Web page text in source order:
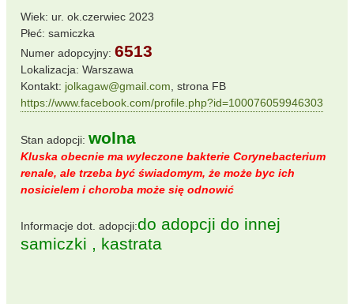
Wiek: ur. ok.czerwiec 2023
Płeć: samiczka
Numer adopcyjny: 6513
Lokalizacja: Warszawa
Kontakt: jolkagaw@gmail.com , strona FB
https://www.facebook.com/profile.php?id=100076059946303
Stan adopcji: wolna
Kluska obecnie ma wyleczone bakterie Corynebacterium
renale, ale trzeba być świadomym, że może byc ich
nosicielem i choroba może się odnowić
Informacje dot. adopcji:do adopcji do innej
samiczki , kastrata